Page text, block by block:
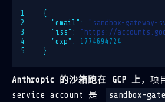
1
2
3
4
5
{
"email" :
"sandbox-gateway-
"iss" : "https://
"exp" :
1774694724
}
Anthropic 的沙箱跑在 GCP 上，项
service account 是
sandbox-